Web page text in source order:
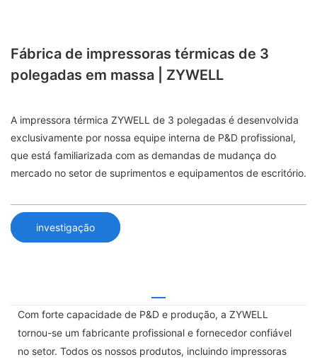
Fábrica de impressoras térmicas de 3
polegadas em massa | ZYWELL
A impressora térmica ZYWELL de 3 polegadas é desenvolvida
exclusivamente por nossa equipe interna de P&D profissional,
que está familiarizada com as demandas de mudança do
mercado no setor de suprimentos e equipamentos de escritório.
investigação
Com forte capacidade de P&D e produção, a ZYWELL
tornou-se um fabricante profissional e fornecedor confiável
no setor. Todos os nossos produtos, incluindo impressoras